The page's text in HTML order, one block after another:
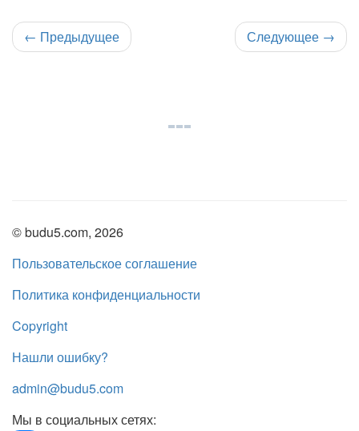
← Предыдущее Следующее →
© budu5.com, 2026
Пользовательское соглашение
Политика конфиденциальности
Copyright
Нашли ошибку?
admin@budu5.com
Мы в социальных сетях: